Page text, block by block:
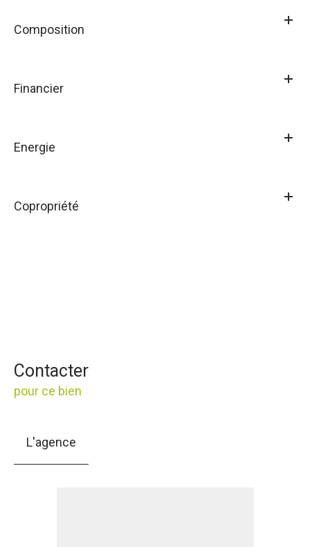
Composition
Financier
Energie
Copropriété
Contacter
pour ce bien
L'agence